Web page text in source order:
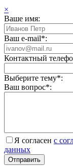
×
Ваше имя:
Ваш e-mail*:
Контактный
Выберите тему*:
Ваш вопрос*:
Я согласен с
данных